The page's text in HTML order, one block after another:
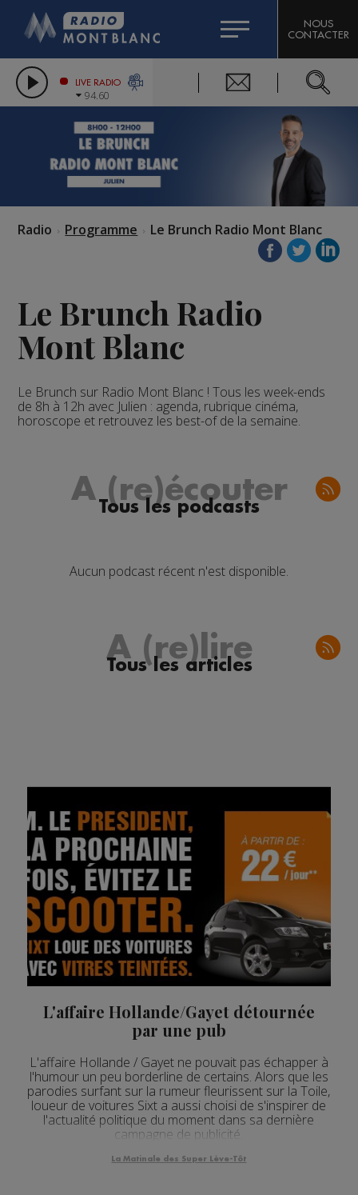
LES CHRONIQUES DE L'EXPERT
CITIZEN MACHINERY
GRAND MASSIF DOMAINES SKIABLES
COMPAGNIE DU MONT-BLANC
NOUS
CONTACTER
LIVE RADIO
94.60
Radio Programme Le Brunch Radio Mont Blanc
Le Brunch Radio
Mont Blanc
Le Brunch sur Radio Mont Blanc ! Tous les week-ends
de 8h à 12h avec Julien : agenda, rubrique cinéma,
horoscope et retrouvez les best-of de la semaine.
A (re)écouter
Tous les podcasts
Aucun podcast récent n'est disponible.
A (re)lire
Tous les articles
L'affaire Hollande/Gayet détournée
par une pub
L'affaire Hollande / Gayet ne pouvait pas échapper à
l'humour un peu borderline de certains. Alors que les
parodies surfant sur la rumeur fleurissent sur la Toile,
loueur de voitures Sixt a aussi choisi de s'inspirer de
l'actualité politique du moment dans sa dernière
campagne de publicité.
La Matinale des Super Lève-Tôt